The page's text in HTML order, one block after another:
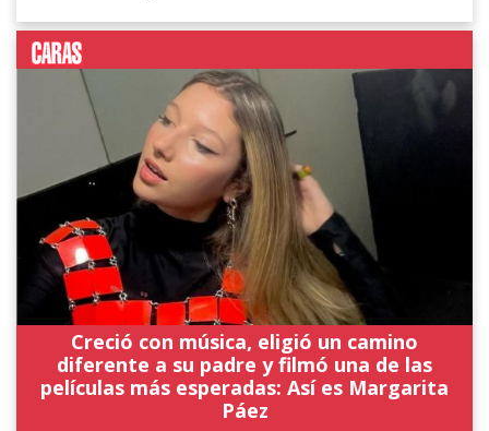
Creció con música, eligió un camino
diferente a su padre y filmó una de las
películas más esperadas: Así es Margarita
Páez